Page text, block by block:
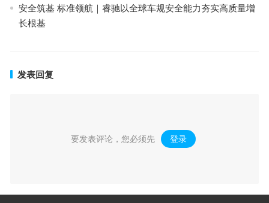
安全筑基 标准领航｜睿驰以全球车规安全能力夯实高质量增
长根基
发表回复
要发表评论，您必须先 登录 。